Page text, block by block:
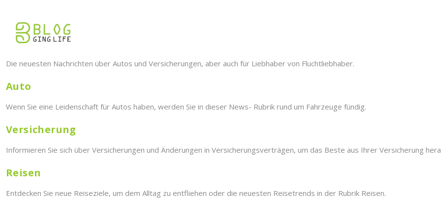
Die neuesten Nachrichten über Autos und Versicherungen, aber auch für Liebhaber von Fluchtliebhaber.
Auto
Wenn Sie eine Leidenschaft für Autos haben, werden Sie in dieser News- Rubrik rund um Fahrzeuge fündig.
Versicherung
Informieren Sie sich über Versicherungen und Änderungen in Versicherungsverträgen, um das Beste aus Ihrer Versicherung
Reisen
Entdecken Sie neue Reiseziele, um dem Alltag zu entfliehen oder die neuesten Reisetrends in der Rubrik Reisen.